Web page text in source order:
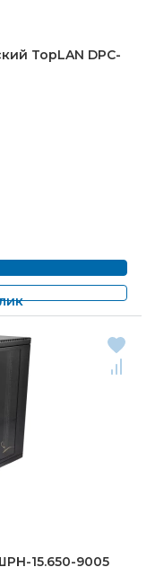
TopLAN DPC-
15.650-9005